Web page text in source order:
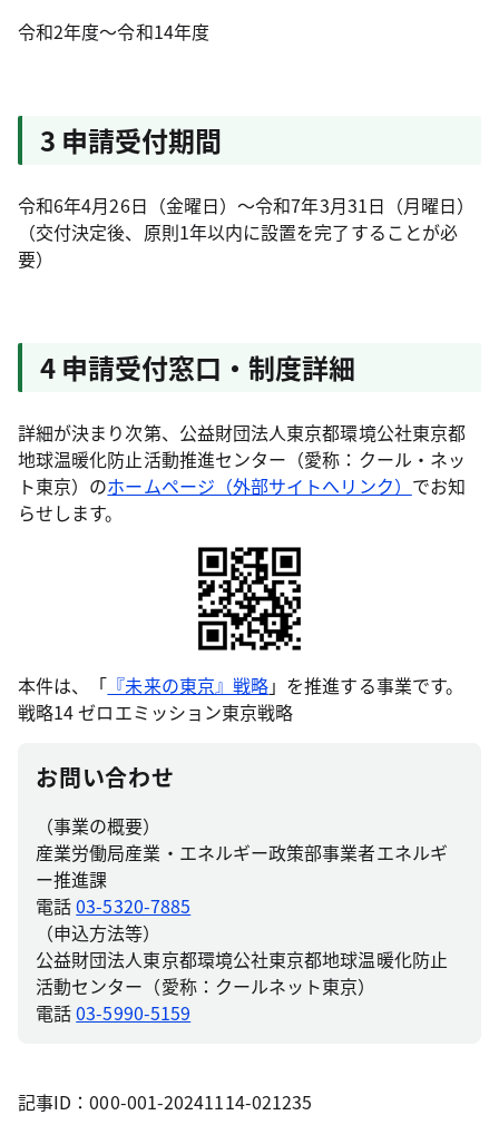
令和2年度～令和14年度
3 申請受付期間
令和6年4月26日（金曜日）～令和7年3月31日（月曜日）
（交付決定後、原則1年以内に設置を完了することが必
要）
4 申請受付窓口・制度詳細
詳細が決まり次第、公益財団法人東京都環境公社東京都
地球温暖化防止活動推進センター（愛称：クール・ネッ
ト東京）のホームページ（外部サイトへリンク） でお知
らせします。
本件は、「 『未来の東京』戦略」を推進する事業です。
戦略14 ゼロエミッション東京戦略
お問い合わせ
（事業の概要）
産業労働局産業・エネルギー政策部事業者エネルギ
ー推進課
電話03-5320-7885
（申込方法等）
公益財団法人東京都環境公社東京都地球温暖化防止
活動センター（愛称：クールネット東京）
電話03-5990-5159
記事ID：000-001-20241114-021235